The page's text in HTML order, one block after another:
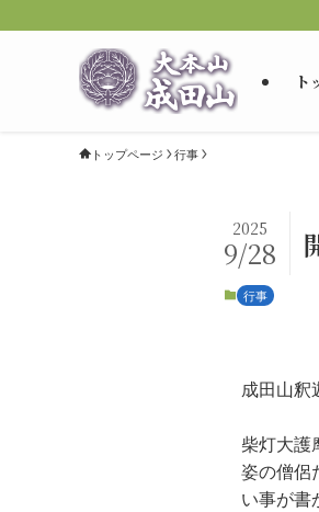
ト
トップページ 行事
2025
9/28
行事
成田山釈
柴灯大護
姿の僧侶
い事が書